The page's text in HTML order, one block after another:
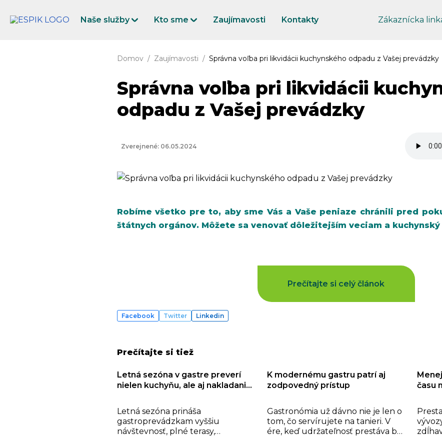
Naše služby Kto sme Zaujímavosti Kontakty Zákaznícka
Domov Zaujímavosti Správna voľba pri likvidácii kuchynského odpadu z Vašej prevádzky
Správna voľba pri likvidácii
odpadu z Vašej prevádzky
Zverejnené: 06.05.2024
Robíme všetko pre to, aby sme Vás a Vaše peniaze chránili pred
štátnych orgánov. Môžete sa venovať dôležitejším veciam a kuchynský
Prečítajte si celý článok
Facebook Twitter Linkedin
Prečítajte si tiež
Letná sezóna v gastre preverí
nielen kuchyňu, ale aj nakladanie
Letná sezóna prináša
gastroprevádzkam vyššiu
návštevnosť, plné terasy,
K modernému gastru patrí aj
zodpovedný prístup
Gastronómia už dávno nie je len o
tom, čo servírujete na tanieri. V
ére, keď udržateľnosť prestáva byť
času